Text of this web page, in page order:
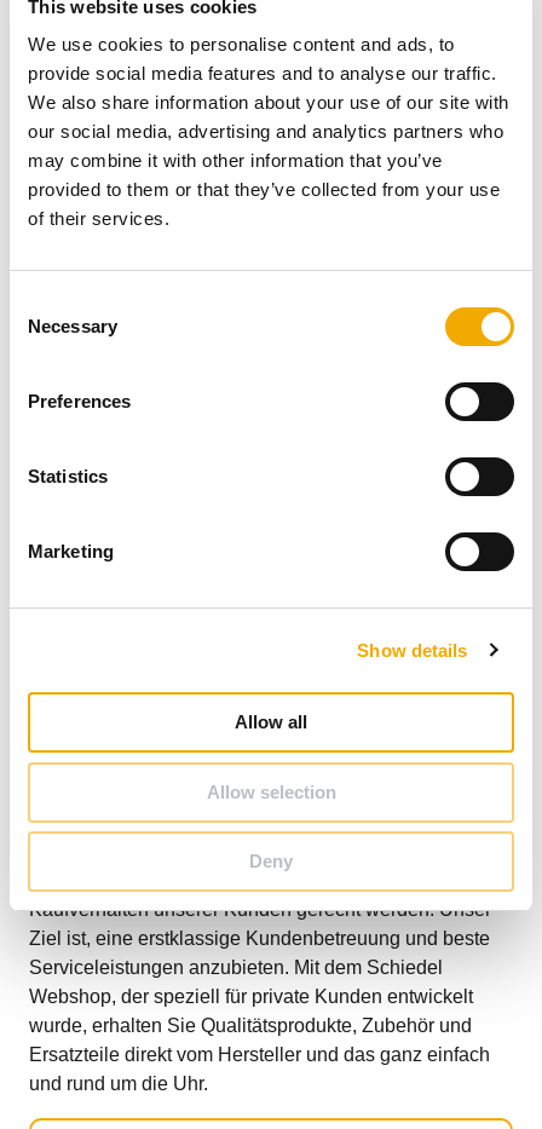
This website uses cookies
We use cookies to personalise content and ads, to
provide social media features and to analyse our traffic.
We also share information about your use of our site with
our social media, advertising and analytics partners who
may combine it with other information that you’ve
provided to them or that they’ve collected from your use
of their services.
Necessary
Preferences
Statistics
Marketing
Show details
Allow all
Allow selection
Deny
erfahren Sie alles rund um wichtige Themen zu
Webshop
Kaufverhalten unserer Kunden gerecht werden. Unser
Ziel ist, eine erstklassige Kundenbetreuung und beste
Serviceleistungen anzubieten. Mit dem Schiedel
Webshop, der speziell für private Kunden entwickelt
wurde, erhalten Sie Qualitätsprodukte, Zubehör und
Ersatzteile direkt vom Hersteller und das ganz einfach
und rund um die Uhr.